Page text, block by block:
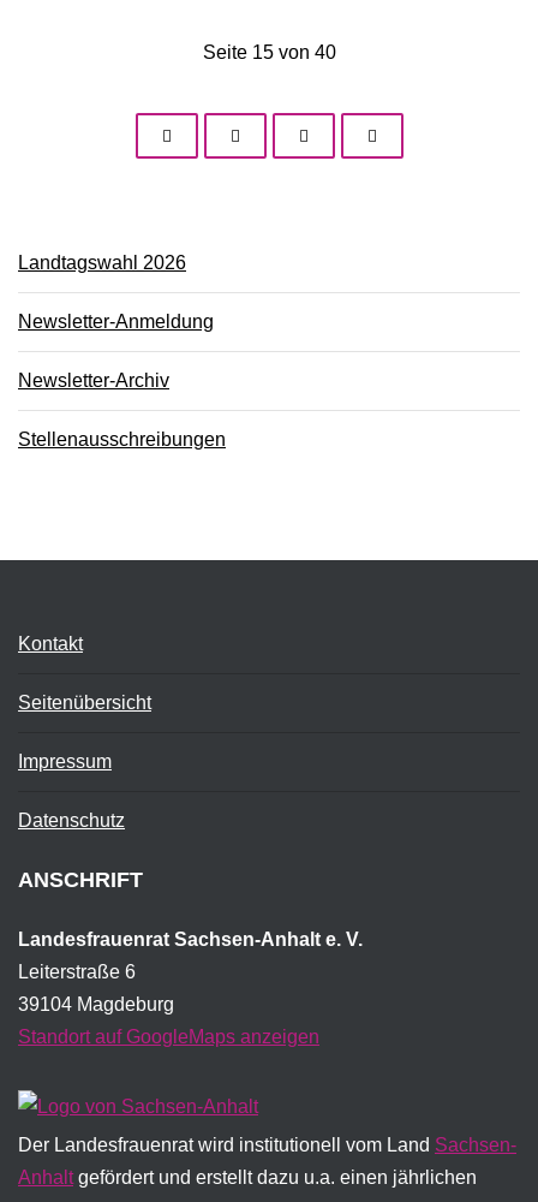
Seite 15 von 40
Landtagswahl 2026
Newsletter-Anmeldung
Newsletter-Archiv
Stellenausschreibungen
Kontakt
Seitenübersicht
Impressum
Datenschutz
ANSCHRIFT
Landesfrauenrat Sachsen-Anhalt e. V.
Leiterstraße 6
39104 Magdeburg
Standort auf GoogleMaps anzeigen
Der Landesfrauenrat wird institutionell vom Land Sachsen-
Anhaltgefördert und erstellt dazu u.a. einen jährlichen